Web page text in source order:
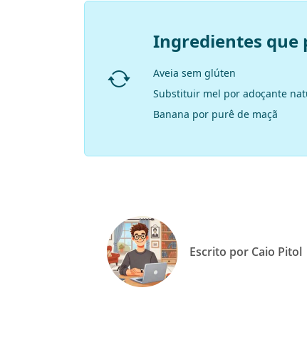
Ingredientes que
Aveia sem glúten
Substituir mel por adoçante
Banana por purê de maçã
Escrito por Caio Pitol